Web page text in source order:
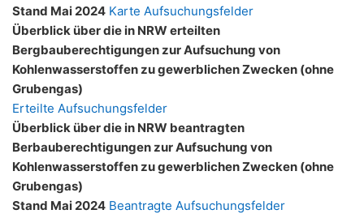
Stand Mai 2024 Karte Aufsuchungsfelder
Überblick über die in NRW erteilten
Bergbauberechtigungen zur Aufsuchung von
Kohlenwasserstoffen zu gewerblichen Zwecken (ohne
Grubengas)
Erteilte Aufsuchungsfelder
Überblick über die in NRW beantragten
Berbauberechtigungen zur Aufsuchung von
Kohlenwasserstoffen zu gewerblichen Zwecken (ohne
Grubengas)
Stand Mai 2024 Beantragte Aufsuchungsfelder